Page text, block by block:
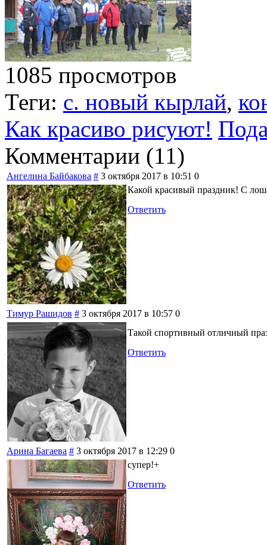
1085 просмотров
Теги: с. новый кырлай,
Как красиво рисуют!
Комментарии (11 )
Ангелина Байбакова # 3 октября 2017 в 10:51 0
Какой красивый праздник! С
Ответить
Тимур Рашидов # 3 октября 2017 в 10:57 0
Такой спортивный отличный
Ответить
Арина Багаева # 3 октября 2017 в 12:29 0
супер!+
Ответить